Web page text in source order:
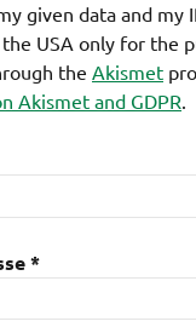
given data and my
USA only for the
the Akismet
Akismet and GDPR.
*